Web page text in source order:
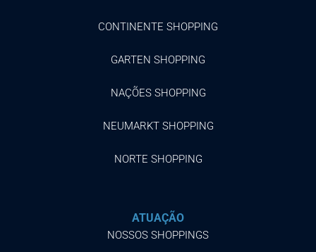
CONTINENTE SHOPPING
GARTEN SHOPPING
NAÇÕES SHOPPING
NEUMARKT SHOPPING
NORTE SHOPPING
ATUAÇÃO
NOSSOS SHOPPINGS